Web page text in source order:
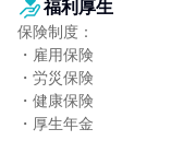
福利厚生
保険制度：
・雇用保険
・労災保険
・健康保険
・厚生年金